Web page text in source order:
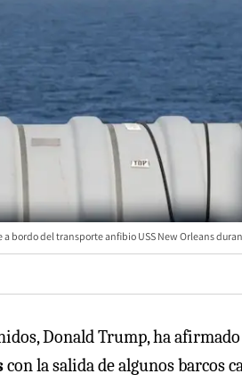
a bordo del transporte anfibio USS New Orleans
Donald Trump, ha
con la salida de algunos barcos